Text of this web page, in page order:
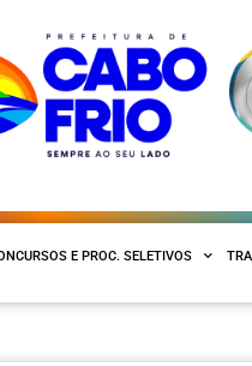
E PROC. SELETIVOS